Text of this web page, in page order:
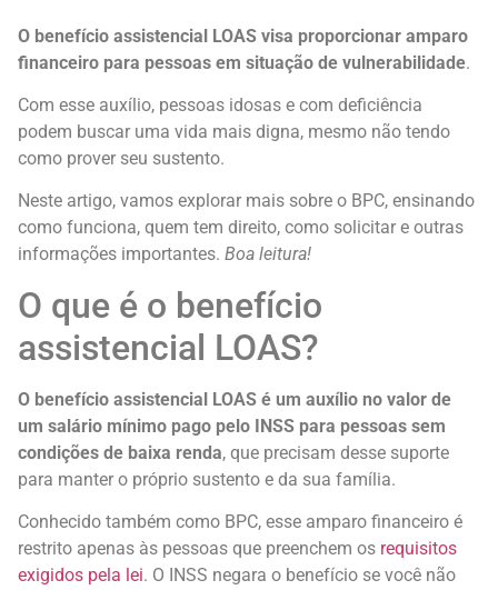
O benefício assistencial LOAS visa proporcionar amparo
financeiro para pessoas em situação de vulnerabilidade.
Com esse auxílio, pessoas idosas e com deficiência
podem buscar uma vida mais digna, mesmo não tendo
como prover seu sustento.
Neste artigo, vamos explorar mais sobre o BPC, ensinando
como funciona, quem tem direito, como solicitar e outras
informações importantes. Boa leitura!
O que é o benefício
assistencial LOAS?
O benefício assistencial LOAS é um auxílio no valor de
um salário mínimo pago pelo INSS para pessoas sem
condições de baixa renda, que precisam desse suporte
para manter o próprio sustento e da sua família.
Conhecido também como BPC, esse amparo financeiro é
restrito apenas às pessoas que preenchem os requisitos
exigidos pela lei. O INSS negara o benefício se você não